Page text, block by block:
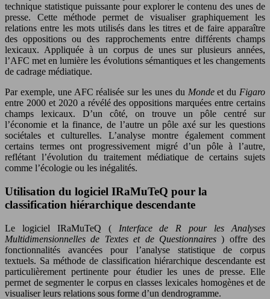
technique statistique puissante pour explorer le contenu des unes de
presse. Cette méthode permet de visualiser graphiquement les
relations entre les mots utilisés dans les titres et de faire apparaître
des oppositions ou des rapprochements entre différents champs
lexicaux. Appliquée à un corpus de unes sur plusieurs années,
l’AFC met en lumière les évolutions sémantiques et les changements
de cadrage médiatique.
Par exemple, une AFC réalisée sur les unes du Mondeet du Figaro
entre 2000 et 2020 a révélé des oppositions marquées entre certains
champs lexicaux. D’un côté, on trouve un pôle centré sur
l’économie et la finance, de l’autre un pôle axé sur les questions
sociétales et culturelles. L’analyse montre également comment
certains termes ont progressivement migré d’un pôle à l’autre,
reflétant l’évolution du traitement médiatique de certains sujets
comme l’écologie ou les inégalités.
Utilisation du logiciel IRaMuTeQ pour la
classification hiérarchique descendante
Le logiciel IRaMuTeQ ( Interface de R pour les Analyses
Multidimensionnelles de Textes et de Questionnaires) offre des
fonctionnalités avancées pour l’analyse statistique de corpus
textuels. Sa méthode de classification hiérarchique descendante est
particulièrement pertinente pour étudier les unes de presse. Elle
permet de segmenter le corpus en classes lexicales homogènes et de
visualiser leurs relations sous forme d’un dendrogramme.